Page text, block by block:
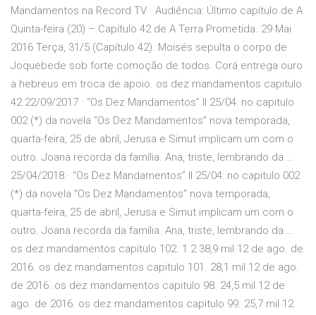
Mandamentos na Record TV · Audiência: Último capítulo de A
Quinta-feira (20) – Capítulo 42 de A Terra Prometida. 29 Mai
2016 Terça, 31/5 (Capítulo 42). Moisés sepulta o corpo de
Joquebede sob forte comoção de todos. Corá entrega ouro
a hebreus em troca de apoio. os dez mandamentos capitulo
42 22/09/2017 · “Os Dez Mandamentos” II 25/04: no capitulo
002 (*) da novela “Os Dez Mandamentos” nova temporada,
quarta-feira, 25 de abril, Jerusa e Simut implicam um com o
outro. Joana recorda da família. Ana, triste, lembrando da …
25/04/2018 · “Os Dez Mandamentos” II 25/04: no capitulo 002
(*) da novela “Os Dez Mandamentos” nova temporada,
quarta-feira, 25 de abril, Jerusa e Simut implicam um com o
outro. Joana recorda da família. Ana, triste, lembrando da …
os dez mandamentos capitulo 102. 1 2 38,9 mil 12 de ago. de
2016. os dez mandamentos capitulo 101. 28,1 mil 12 de ago.
de 2016. os dez mandamentos capitulo 98. 24,5 mil 12 de
ago. de 2016. os dez mandamentos capitulo 99. 25,7 mil 12